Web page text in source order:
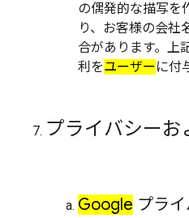
の偶発的な描写を
り、お客様の会社
合があります。上
利をユーザー に付
プライバシー
Google プラ